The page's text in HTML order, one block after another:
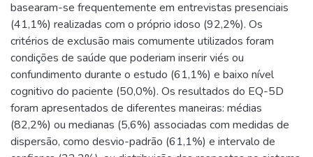
basearam-se frequentemente em entrevistas presenciais
(41,1%) realizadas com o próprio idoso (92,2%). Os
critérios de exclusão mais comumente utilizados foram
condições de saúde que poderiam inserir viés ou
confundimento durante o estudo (61,1%) e baixo nível
cognitivo do paciente (50,0%). Os resultados do EQ-5D
foram apresentados de diferentes maneiras: médias
(82,2%) ou medianas (5,6%) associadas com medidas de
dispersão, como desvio-padrão (61,1%) e intervalo de